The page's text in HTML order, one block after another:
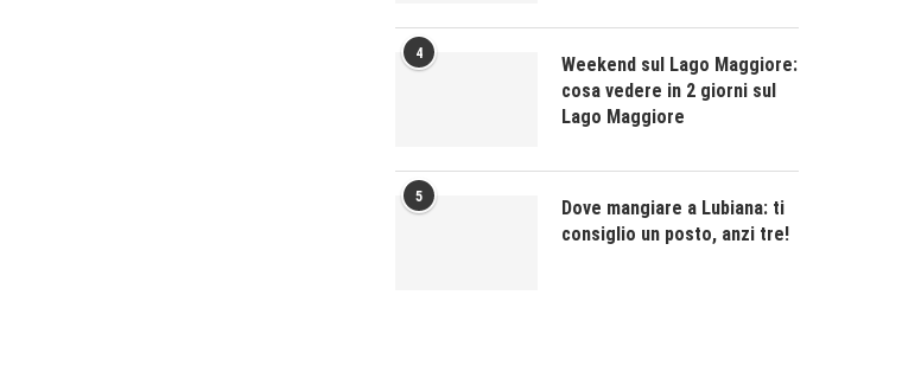
4
Weekend sul Lago Maggiore:
cosa vedere in 2 giorni sul
Lago Maggiore
5
Dove mangiare a Lubiana: ti
consiglio un posto, anzi tre!